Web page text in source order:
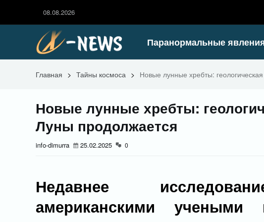
08.08.2026
Паранормальные
Главная > Тайны космоса > Новые лунные хребты:
Новые лунные хребты:
Луны продолжается
info-dimurra 25.02.2025 0
Недавнее
американскими учеными